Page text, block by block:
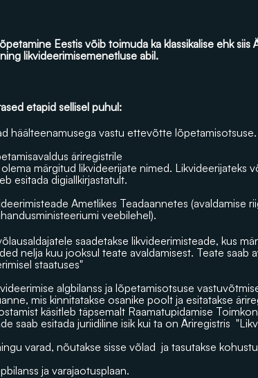
Eestis võib toimuda ka klassikalise ehk siis
likvideerimisemenetluse abil.
etapid sellisel puhul:
häälteenamusega vastu ettevõtte lõpetamisotsuse.
äriregistrile
märgitud likvideerijate nimed. Likvideerijateks
esitada digiallkirjastatult.
Ametlikes Teadaannetes (avaldamise
veebilehel).
saadetakse likvideerimisteade, kus
nelja kuu jooksul teate avaldamisest. Teate saab
staatuses"
algbilanss ja lõpetamisotsuse
mis kinnitatakse osanike poolt ja esitatakse
käsitleb täpsemalt Raamatupidamise
saab esitada juriidiline isik kui ta on Äriregistris
varad, nõutakse sisse võlad  ja tasutakse
ja varajaotusplaan.